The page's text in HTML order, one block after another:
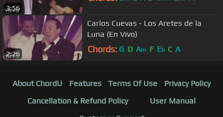
3:56
2:26
Carlos Cuevas - Los Aretes de la
Luna (En Vivo)
Chords: G D Am F Eb C A
About ChordU Features Terms Of Use
Privacy Policy
Cancellation & Refund Policy
User Manual